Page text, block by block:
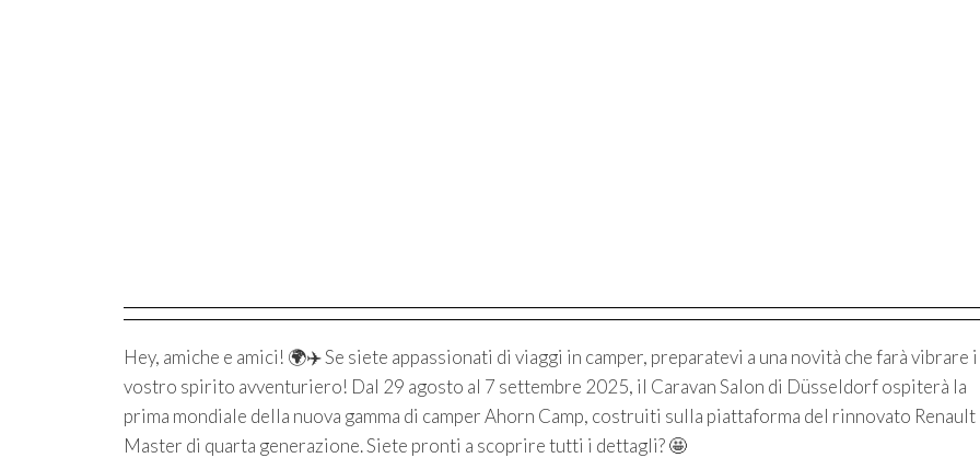
Hey, amiche e amici! 🌍✈️ Se siete appassionati di viaggi in camper, preparatevi a una novità che farà vibrare
vostro spirito avventuriero! Dal 29 agosto al 7 settembre 2025, il Caravan Salon di Düsseldorf ospiterà la
prima mondiale della nuova gamma di camper Ahorn Camp, costruiti sulla piattaforma del rinnovato Renault
Master di quarta generazione. Siete pronti a scoprire tutti i dettagli? 🤩